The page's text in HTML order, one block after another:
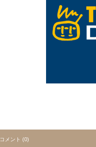
コメント (0)